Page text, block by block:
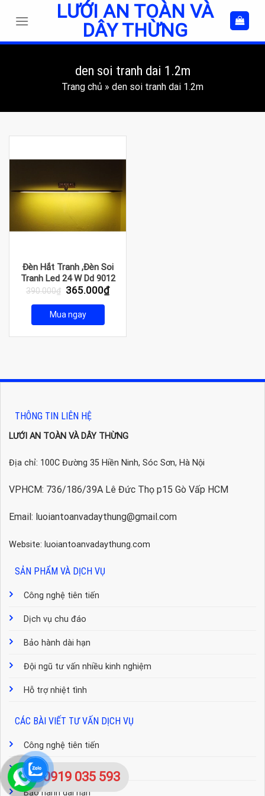
LƯỚI AN TOÀN VÀ
DÂY THỪNG
den soi tranh dai 1.2m
Trang chủ » den soi tranh dai 1.2m
Đèn Hắt Tranh ,Đèn Soi
Tranh Led 24 W Dd 9012
390.000₫ Giá
là:
390.000₫.
365.000₫Giá
Mua ngay
THÔNG TIN LIÊN HỆ
LƯỚI AN TOÀN VÀ DÂY THỪNG
Địa chỉ: 100C Đường 35 Hiền Ninh, Sóc Sơn, Hà Nội
VPHCM: 736/186/39A Lê Đức Thọ p15 Gò Vấp HCM
Email: luoiantoanvadaythung@gmail.com
Website: luoiantoanvadaythung.com
SẢN PHẨM VÀ DỊCH VỤ
Công nghệ tiên tiến
Dịch vụ chu đáo
Bảo hành dài hạn
Đội ngũ tư vấn nhiều kinh nghiệm
Hỗ trợ nhiệt tình
CÁC BÀI VIẾT TƯ VẤN DỊCH VỤ
Công nghệ tiên tiến
Dịch vụ chu đáo
Bảo hành dài hạn
0919 035 593